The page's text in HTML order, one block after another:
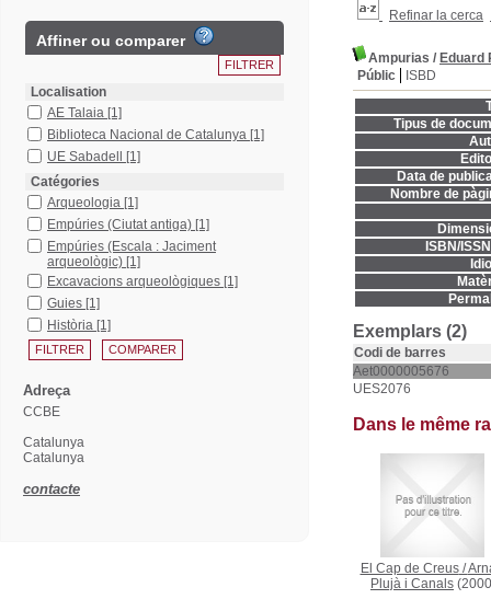
Refinar la cerca
Ampurias / Eduard
Públic
ISBD
Tipus de
Data de
Nombre de
ISBN/
Exemplars (2)
Codi de barres
Aet0000005676
UES2076
Dans le même
El Cap de Creus/
Plujà i Canals
Affiner ou comparer
Localisation
AE Talaia [1]
Biblioteca Nacional de Catalunya [1]
UE Sabadell
[1]
Catégories
Arqueologia [1]
Empúries (Ciutat antiga) [1]
Empúries (Escala : Jaciment
arqueològic) [1]
Excavacions arqueològiques [1]
Guies [1]
Història [1]
Adreça
CCBE
Catalunya
Catalunya
contacte